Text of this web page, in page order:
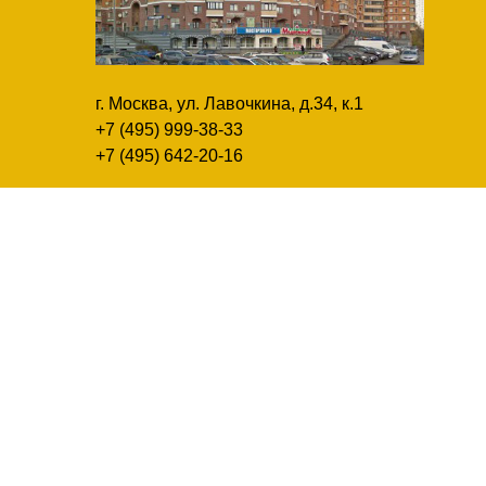
г. Москва, ул. Лавочкина, д.34, к.1
+7 (495) 999-38-33
+7 (495) 642-20-16